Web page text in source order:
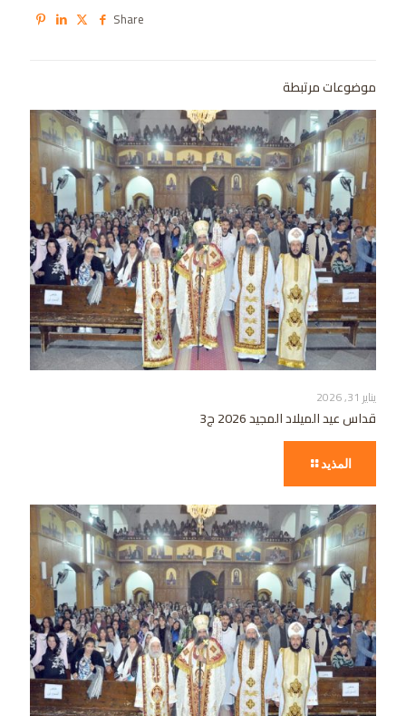
Share
موضوعات مرتبطة
يناير 31, 2026
قداس عيد الميلاد المجيد 2026 ج3
المذيد